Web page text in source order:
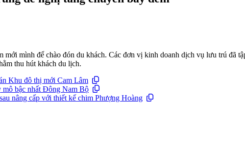
mình để chào đón du khách. Các đơn vị kinh doanh dịch vụ lưu trú đã
thu hút khách du lịch.
Khu đô thị mới Cam Lâm
mô bậc nhất Đông Nam Bộ
nâng cấp với thiết kế chim Phượng Hoàng